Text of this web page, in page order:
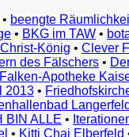
• beengte
• BKG im TAW •
Christ-König • Clever
des Fälschers •
Falken-Apotheke
2013 •
Langerfeld
BIN ALLE •
• Kitti Chai Elberfeld